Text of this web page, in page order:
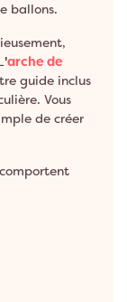
ballons.
'arche de
guide inclus
Vous
de créer